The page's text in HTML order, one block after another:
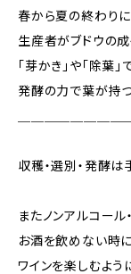
春から夏の終わり
生産者がブドウの
「芽かき」や「除葉
発酵の力で葉が持
収穫・選別・発酵は
またノンアルコール
お酒を飲めない時
ワインを楽しむよ